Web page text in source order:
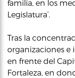
familia, en los
Legislatura’.
Tras la
organizaciones e
en frente del
Fortaleza, en